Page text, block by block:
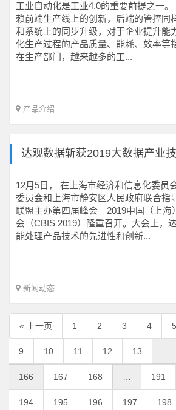
工业自动化是工业4.0的重要前提之一
赖前端生产线上的创新，后端的管控同
和系统上的同步升级，对于企业提升能
化生产过程的产品质量、能耗、效率等
在生产部门，越来越多的工...
产品介绍
达观数据斩获2019大数据产业
12月5日， 在上海市经济和信息化委员
委员会和上海市静安区人民政府联合指
联盟主办第四届峰会—2019中国（上海
会（CBIS 2019）隆重召开。大会上，
能处理产品技术的先进性和创新...
新闻动态
« 上一页 1 2 3 4 5
9 10 11 12 13
166 167 168 191
194 195 196 197 198